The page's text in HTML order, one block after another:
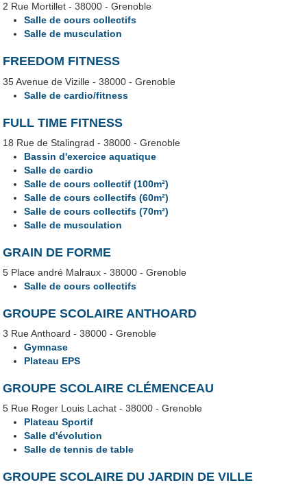
2 Rue Mortillet - 38000 - Grenoble
Salle de cours collectifs
Salle de musculation
FREEDOM FITNESS
35 Avenue de Vizille - 38000 - Grenoble
Salle de cardio/fitness
FULL TIME FITNESS
18 Rue de Stalingrad - 38000 - Grenoble
Bassin d'exercice aquatique
Salle de cardio
Salle de cours collectif (100m²)
Salle de cours collectifs (60m²)
Salle de cours collectifs (70m²)
Salle de musculation
GRAIN DE FORME
5 Place andré Malraux - 38000 - Grenoble
Salle de cours collectifs
GROUPE SCOLAIRE ANTHOARD
3 Rue Anthoard - 38000 - Grenoble
Gymnase
Plateau EPS
GROUPE SCOLAIRE CLÉMENCEAU
5 Rue Roger Louis Lachat - 38000 - Grenoble
Plateau Sportif
Salle d'évolution
Salle de tennis de table
GROUPE SCOLAIRE DU JARDIN DE VILLE